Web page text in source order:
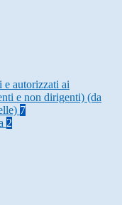
autorizzati ai
e non dirigenti) (da
7
2